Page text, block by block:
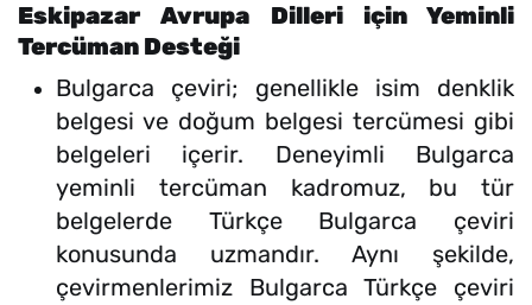
Eskipazar Avrupa Dilleri için Yeminli
Tercüman Desteği
Bulgarca çeviri; genellikle isim denklik
belgesi ve doğum belgesi tercümesi gibi
belgeleri içerir. Deneyimli Bulgarca
yeminli tercüman kadromuz, bu tür
belgelerde Türkçe Bulgarca çeviri
konusunda uzmandır. Aynı şekilde,
çevirmenlerimiz Bulgarca Türkçe çeviri